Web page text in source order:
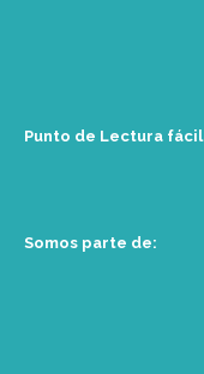
Punto de Lectura fácil
Somos parte de: